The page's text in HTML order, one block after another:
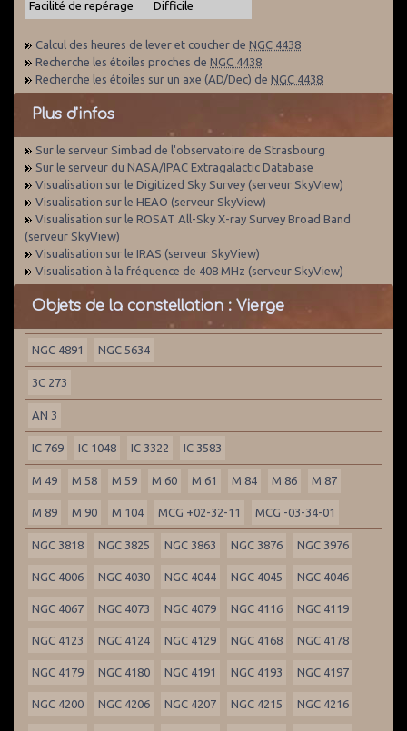
Facilité de repérage Difficile
Calcul des heures de lever et coucher de NGC 4438
Recherche les étoiles proches de NGC 4438
Recherche les étoiles sur un axe (AD/Dec) de NGC 4438
Plus d'infos
Sur le serveur Simbad de l'observatoire de Strasbourg
Sur le serveur du NASA/IPAC Extragalactic Database
Visualisation sur le Digitized Sky Survey (serveur SkyView)
Visualisation sur le HEAO (serveur SkyView)
Visualisation sur le ROSAT All-Sky X-ray Survey Broad Band
(serveur SkyView)
Visualisation sur le IRAS (serveur SkyView)
Visualisation à la fréquence de 408 MHz (serveur SkyView)
Objets de la constellation : Vierge
NGC 4891 NGC 5634
3C 273
AN 3
IC 769 IC 1048 IC 3322 IC 3583
M 49 M 58 M 59 M 60 M 61 M 84 M 86 M 87
M 89 M 90 M 104 MCG +02-32-11 MCG -03-34-01
NGC 3818 NGC 3825 NGC 3863 NGC 3876 NGC 3976
NGC 4006 NGC 4030 NGC 4044 NGC 4045 NGC 4046
NGC 4067 NGC 4073 NGC 4079 NGC 4116 NGC 4119
NGC 4123 NGC 4124 NGC 4129 NGC 4168 NGC 4178
NGC 4179 NGC 4180 NGC 4191 NGC 4193 NGC 4197
NGC 4200 NGC 4206 NGC 4207 NGC 4215 NGC 4216